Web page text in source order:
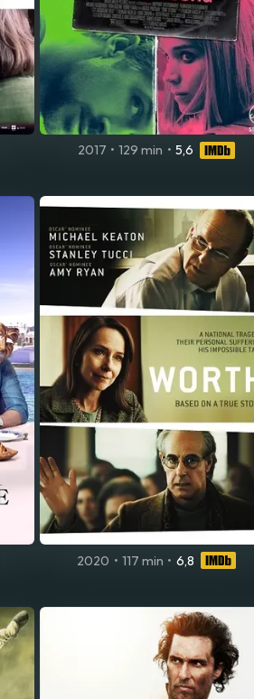
2017 • 129 min • 5,6
2020 • 117 min • 6,8